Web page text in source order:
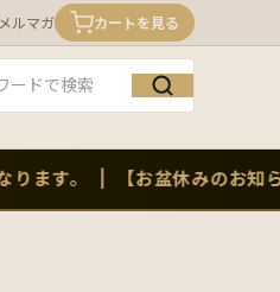
メルマガ カートを見る
す。 | 【お盆休みのお知ら